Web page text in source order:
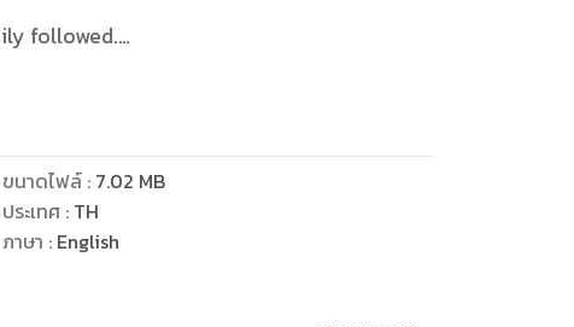
followed.
family and friends.
combined with many other ingredients
ขนาดไฟล์: 7.02 MB
ประเทศ : TH
ภาษา : English